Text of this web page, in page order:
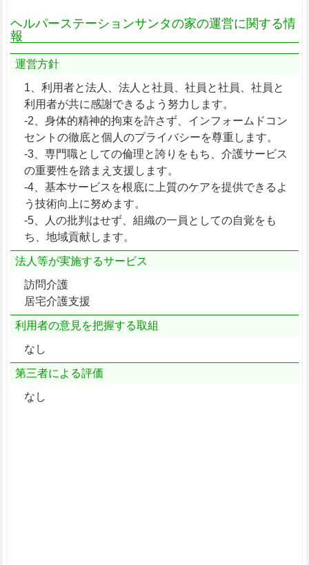
ヘルパーステーションサンタの家の運営に関する情
報
運営方針
1、利用者と法人、法人と社員、社員と社員、社員と
利用者が共に感謝できるよう努力します。
-2、身体的精神的拘束を許さず、インフォームドコン
セントの徹底と個人のプライバシーを尊重します。
-3、専門職としての倫理と誇りをもち、介護サービス
の重要性を踏まえ支援します。
-4、基本サービスを根底に上質のケアを提供できるよ
う技術向上に努めます。
-5、人の批判はせず、組織の一員としての自覚をも
ち、地域貢献します。
法人等が実施するサービス
訪問介護
居宅介護支援
利用者の意見を把握する取組
なし
第三者による評価
なし